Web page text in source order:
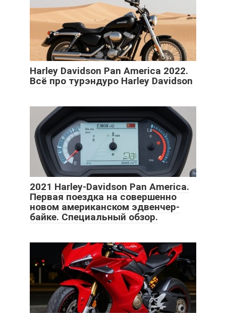
Harley Davidson Pan America 2022.
Всё про турэндуро Harley Davidson
2021 Harley-Davidson Pan America.
Первая поездка на совершенно
новом американском эдвенчер-
байке. Специальный обзор.